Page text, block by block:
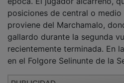
posiciones de central o
proviene del Marchamalo,
gallardo durante la segunda
recientemente terminada. En
en el Folgore Selinunte de la